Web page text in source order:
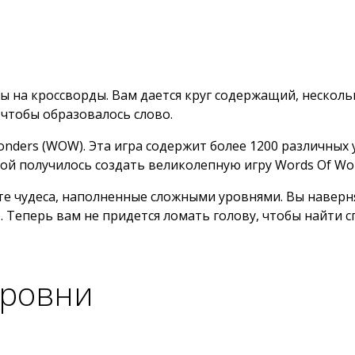
кроссворды. Вам дается круг содержащий,
образовалось слово.
(WOW). Эта игра содержит более 1200
получилось создать великолепную игру Words Of
чудеса, наполненные сложными уровнями. Вы
вам не придется ломать голову, чтобы найти